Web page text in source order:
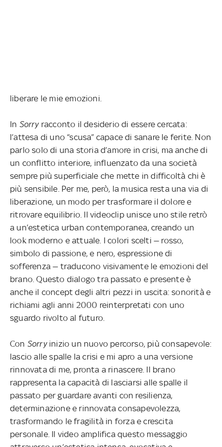
liberare le mie emozioni.
In Sorry racconto il desiderio di essere cercata:
l’attesa di uno “scusa” capace di sanare le ferite. Non
parlo solo di una storia d’amore in crisi, ma anche di
un conflitto interiore, influenzato da una società
sempre più superficiale che mette in difficoltà chi è
più sensibile. Per me, però, la musica resta una via di
liberazione, un modo per trasformare il dolore e
ritrovare equilibrio. Il videoclip unisce uno stile retrò
a un’estetica urban contemporanea, creando un
look moderno e attuale. I colori scelti — rosso,
simbolo di passione, e nero, espressione di
sofferenza — traducono visivamente le emozioni del
brano. Questo dialogo tra passato e presente è
anche il concept degli altri pezzi in uscita: sonorità e
richiami agli anni 2000 reinterpretati con uno
sguardo rivolto al futuro.
Con Sorryinizio un nuovo percorso, più consapevole:
lascio alle spalle la crisi e mi apro a una versione
rinnovata di me, pronta a rinascere. Il brano
rappresenta la capacità di lasciarsi alle spalle il
passato per guardare avanti con resilienza,
determinazione e rinnovata consapevolezza,
trasformando le fragilità in forza e crescita
personale. Il video amplifica questo messaggio